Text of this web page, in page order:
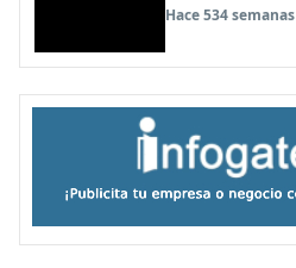
Hace 534 semanas